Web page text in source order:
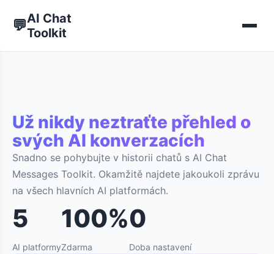
💬AI Chat
Toolkit
Už nikdy neztraťte přehled o
svých AI konverzacích
Snadno se pohybujte v historii chatů s AI Chat
Messages Toolkit. Okamžitě najdete jakoukoli zprávu
na všech hlavních AI platformách.
5
AI platformy
100%
Zdarma
0
Doba nastavení